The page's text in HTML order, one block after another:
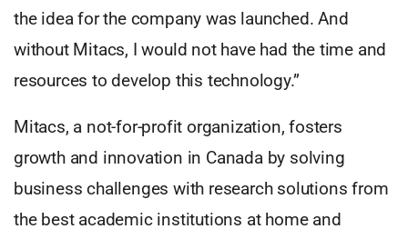
the idea for the company was launched. And
without Mitacs, I would not have had the time and
resources to develop this technology.”
Mitacs, a not-for-profit organization, fosters
growth and innovation in Canada by solving
business challenges with research solutions from
the best academic institutions at home and